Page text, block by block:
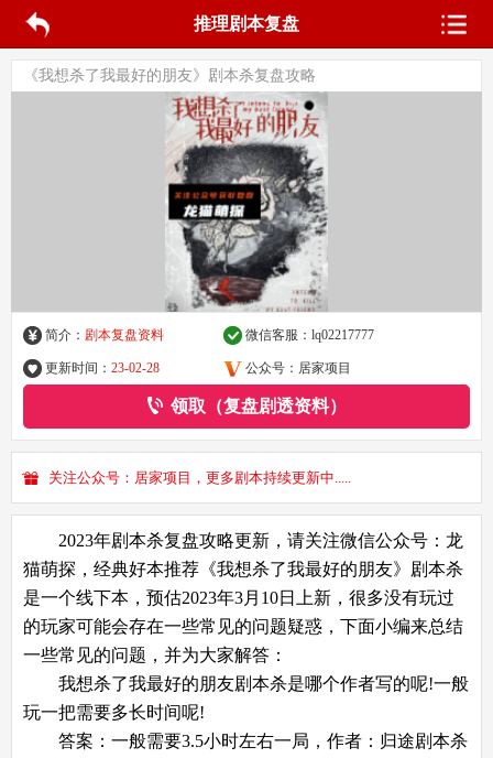
推理剧本复盘
《我想杀了我最好的朋友》剧本杀复盘攻略
简介： 剧本复盘资料 微信客服：lq02217777
更新时间： 23-02-28 公众号：居家项目
领取（复盘剧透资料）
关注公众号：居家项目，更多剧本持续更新中.....
2023年剧本杀复盘攻略更新，请关注微信公众号：龙
猫萌探，经典好本推荐《我想杀了我最好的朋友》剧本杀
是一个线下本，预估2023年3月10日上新，很多没有玩过
的玩家可能会存在一些常见的问题疑惑，下面小编来总结
一些常见的问题，并为大家解答：
我想杀了我最好的朋友剧本杀是哪个作者写的呢!一般
玩一把需要多长时间呢!
答案：一般需要3.5小时左右一局，作者：归途剧本杀